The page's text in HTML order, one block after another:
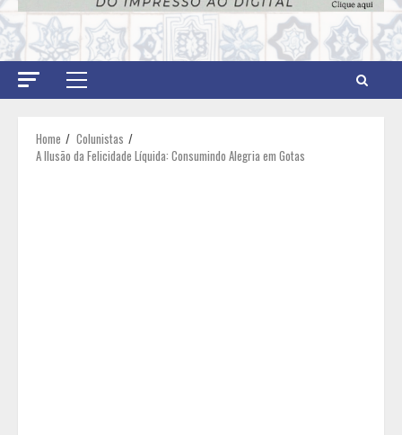
Primary
Home
Colunistas
A Ilusão da Felicidade Líquida: Consumindo Alegria em Gotas